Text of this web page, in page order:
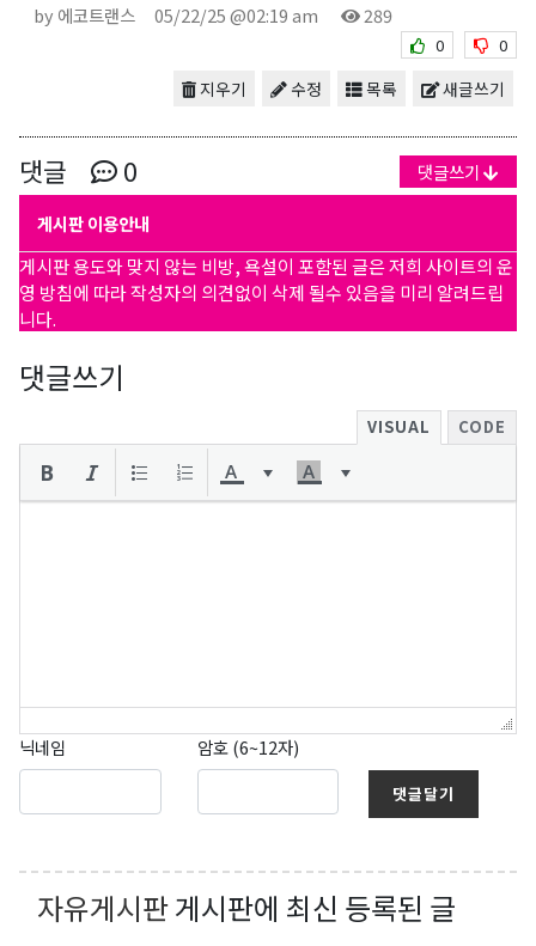
by 에코트랜스 05/22/25 @02:19 am 289
0 0
새글쓰기
목록
수정
지우기
댓글 0 댓글쓰기
게시판 이용안내
게시판 용도와 맞지 않는 비방, 욕설이 포함된 글은 저희 사이트의 운
영 방침에 따라 작성자의 의견없이 삭제 될수 있음을 미리 알려드립
니다.
댓글쓰기
VISUAL CODE
닉네임 암호 (6~12자)
댓글달기
자유게시판게시판에 최신 등록된 글